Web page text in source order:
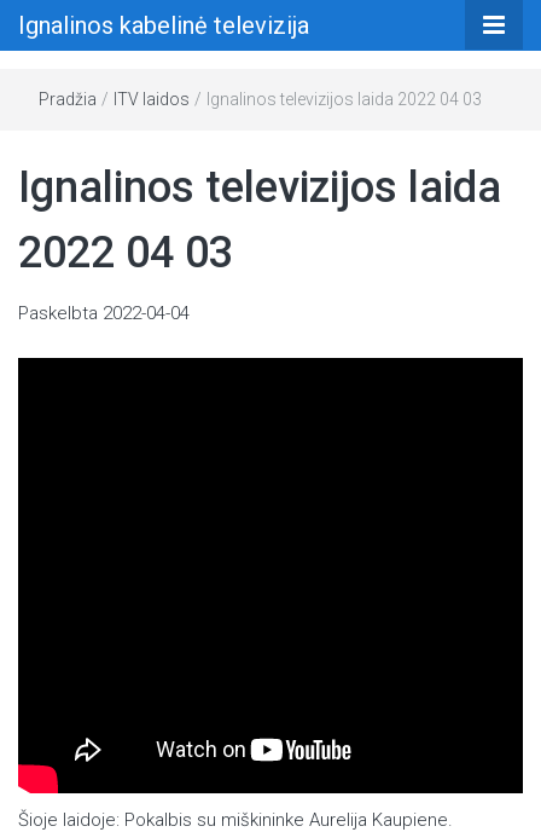
Ignalinos kabelinė televizija
Pradžia / ITV laidos / Ignalinos televizijos laida 2022 04 03
Ignalinos televizijos laida
2022 04 03
Paskelbta 2022-04-04
Šioje laidoje: Pokalbis su miškininke Aurelija Kaupiene.